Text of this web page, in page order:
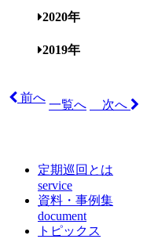
2020年
2019年
前へ
一覧へ 次へ
定期巡回とは
service
資料・事例集
document
トピックス